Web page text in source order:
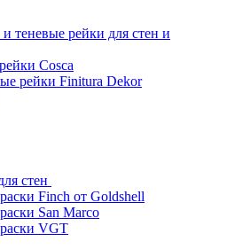
теневые рейки для стен и
Cosca
рейки Finitura Dekor
стен
Finch от Goldshell
San Marco
VGT